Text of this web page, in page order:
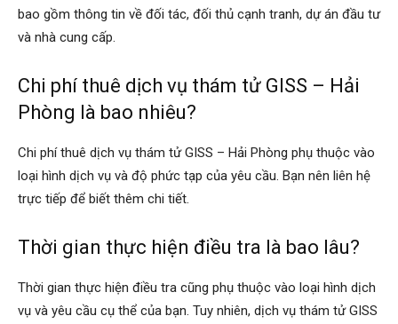
bao gồm thông tin về đối tác, đối thủ cạnh tranh, dự án đầu tư
và nhà cung cấp.
Chi phí thuê dịch vụ thám tử GISS – Hải
Phòng là bao nhiêu?
Chi phí thuê dịch vụ thám tử GISS – Hải Phòng phụ thuộc vào
loại hình dịch vụ và độ phức tạp của yêu cầu. Bạn nên liên hệ
trực tiếp để biết thêm chi tiết.
Thời gian thực hiện điều tra là bao lâu?
Thời gian thực hiện điều tra cũng phụ thuộc vào loại hình dịch
vụ và yêu cầu cụ thể của bạn. Tuy nhiên, dịch vụ thám tử GISS